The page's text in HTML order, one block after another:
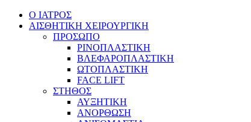
Ο ΙΑΤΡΟΣ
ΑΙΣΘΗΤΙΚΗ ΧΕΙΡΟΥΡΓΙΚΗ
ΠΡΟΣΩΠΟ
ΡΙΝΟΠΛΑΣΤΙΚΗ
ΒΛΕΦΑΡΟΠΛΑΣΤΙΚΗ
ΩΤΟΠΛΑΣΤΙΚΗ
FACE LIFT
ΣΤΗΘΟΣ
ΑΥΞΗΤΙΚΗ
ΑΝΟΡΘΩΣΗ